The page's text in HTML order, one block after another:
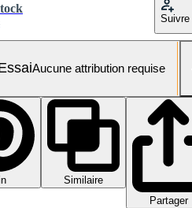
Suivre
Aucune attribution requise
Similaire
Partager